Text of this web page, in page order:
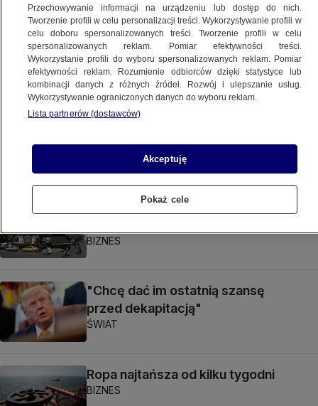
Spadki cen ropy w reakcji na porozumienie
w sprawie cieśniny Ormuz
BIZNES
Prezydent Iranu: komunikacja
utrudniona"
Nowy front wojny. Oto cele ataków
BIZNES
"Chcę dać im ostatnią szansę
przed dekapitacją"
ŚWIAT
Ropa najtańsza od kilku tygodni
BIZNES
Przechowywanie informacji na urządzeniu lub dostęp do nich.
Tworzenie profili w celu personalizacji treści. Wykorzystywanie profili w
celu doboru spersonalizowanych treści. Tworzenie profili w celu
spersonalizowanych reklam. Pomiar efektywności treści.
Wykorzystanie profili do wyboru spersonalizowanych reklam. Pomiar
efektywności reklam. Rozumienie odbiorców dzięki statystyce lub
kombinacji danych z różnych źródeł. Rozwój i ulepszanie usług.
Wykorzystywanie ograniczonych danych do wyboru reklam.
Lista partnerów (dostawców)
Akceptuję
Pokaż cele